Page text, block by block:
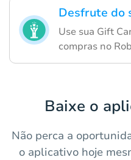
Desfrute do
Use sua Gift
compras no
Baixe o
Não perca a
o aplicativo hoje